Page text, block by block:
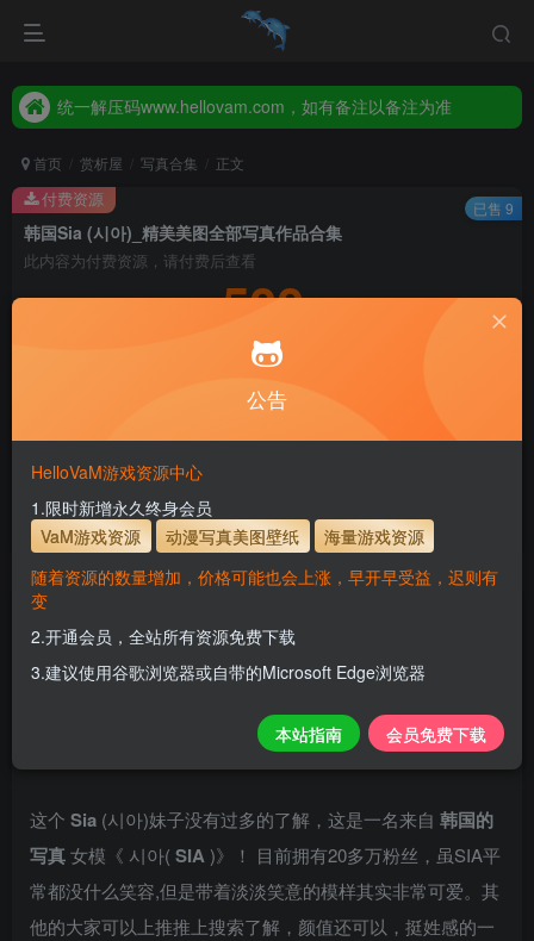
统一解压码www.hellovam.com，如有备注以备注为准
统一解压码www.hellovam.com，如有备注以备注为准
首页 赏析屋 写真合集 正文
韩国Sia (시아)_精美美图全部写真作品合集
此内容为付费资源，请付费后查看
500
永久至尊会员终生有效
会员免费下载资源
主流网盘——高速下载
支付页面打不开或支付后不跳转请联系QQ：3317425885
为了资源不失效！请不要在线解压文件！
付费资源 已售 9
韩国Sia (시아)_精美美图全部写真作品合集
H
6个月前更新
关注
0 126 10
这个 Sia (시아)妹子没有过多的了解，这是一名来自 韩国的
写真女模《 시아( SIA )》！ 目前拥有20多万粉丝，虽SIA平
常都没什么笑容,但是带着淡淡笑意的模样其实非常可爱。其
他的大家可以上推推上搜索了解，颜值还可以，挺姓感的一
公告
HelloVaM游戏资源中心
1.限时新增永久终身会员
VaM游戏资源
动漫写真美图壁纸
海量游戏资源
随着资源的数量增加，价格可能也会上涨，早开早受益，迟则有
变
2.开通会员，全站所有资源免费下载
3.建议使用谷歌浏览器或自带的Microsoft Edge浏览器
本站指南 会员免费下载